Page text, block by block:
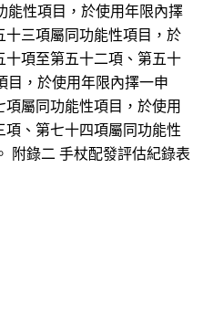
能性項目，於使用年限內擇
三項屬同功能性項目，於
項至第五十二項、第五十
目，於使用年限內擇一申
屬同功能性項目，於使用
、第七十四項屬同功能性
附錄二 手杖配發評估紀錄表